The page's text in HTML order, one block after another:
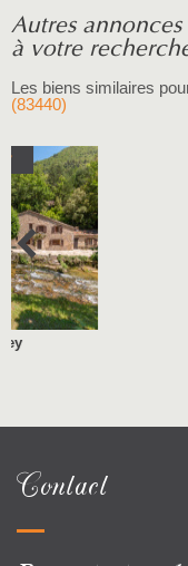
autres annonces immobilières correspondant
à votre
Les biens similaires
(83440)
Contact